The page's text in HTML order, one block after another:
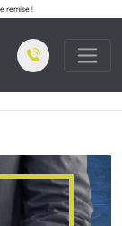
remise !